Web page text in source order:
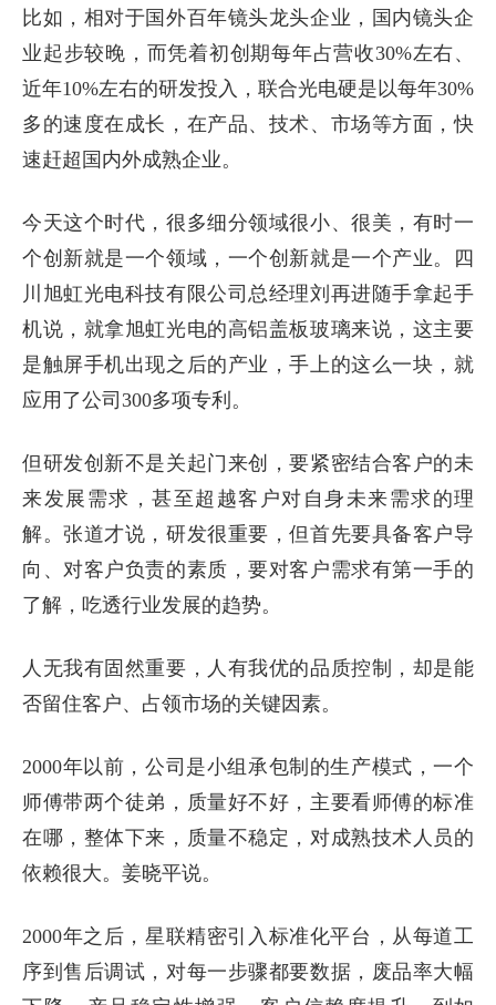
比如，相对于国外百年镜头龙头企业，国内镜头企
业起步较晚，而凭着初创期每年占营收30%左右、
近年10%左右的研发投入，联合光电硬是以每年30%
多的速度在成长，在产品、技术、市场等方面，快
速赶超国内外成熟企业。
今天这个时代，很多细分领域很小、很美，有时一
个创新就是一个领域，一个创新就是一个产业。四
川旭虹光电科技有限公司总经理刘再进随手拿起手
机说，就拿旭虹光电的高铝盖板玻璃来说，这主要
是触屏手机出现之后的产业，手上的这么一块，就
应用了公司300多项专利。
但研发创新不是关起门来创，要紧密结合客户的未
来发展需求，甚至超越客户对自身未来需求的理
解。张道才说，研发很重要，但首先要具备客户导
向、对客户负责的素质，要对客户需求有第一手的
了解，吃透行业发展的趋势。
人无我有固然重要，人有我优的品质控制，却是能
否留住客户、占领市场的关键因素。
2000年以前，公司是小组承包制的生产模式，一个
师傅带两个徒弟，质量好不好，主要看师傅的标准
在哪，整体下来，质量不稳定，对成熟技术人员的
依赖很大。姜晓平说。
2000年之后，星联精密引入标准化平台，从每道工
序到售后调试，对每一步骤都要数据，废品率大幅